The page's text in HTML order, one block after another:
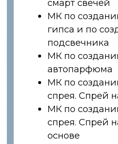
КУПИТЬ
Доступ к курсу на 1,5 года
Проверка дз куратором
ПРОГРАММА